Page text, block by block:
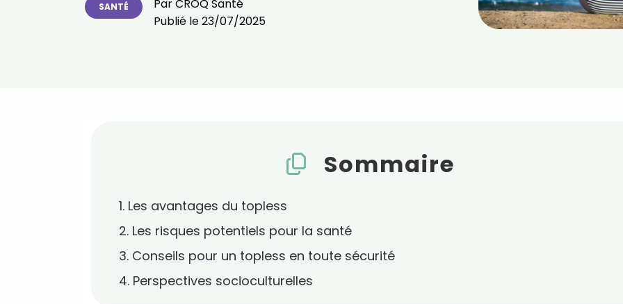
SANTÉ ParCROQ Santé
Publié le23/07/2025
Sommaire
1. Les avantages du topless
2. Les risques potentiels pour la santé
3. Conseils pour un topless en toute sécurité
4. Perspectives socioculturelles